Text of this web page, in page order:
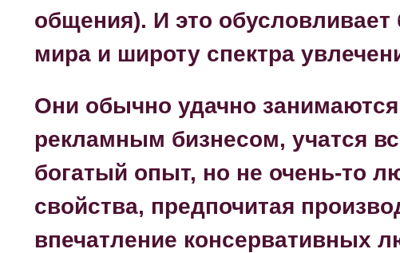
общения). И это обусловливает
мира и широту спектра
Они обычно удачно
рекламным бизнесом, учатся
богатый опыт, но не очень-то
свойства, предпочитая
впечатление консервативных